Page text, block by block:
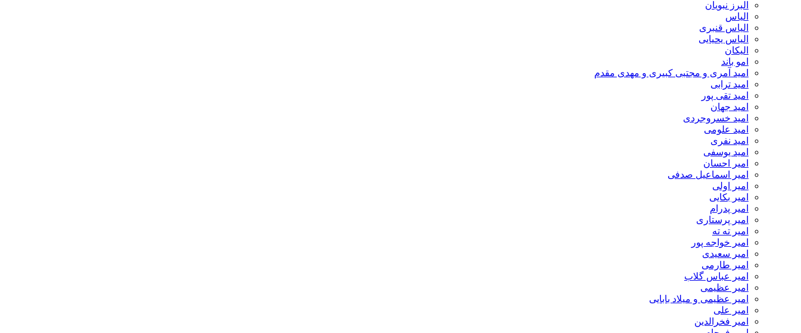
البرز نبویان
الیاس
الیاس قنبرى
الیاس یحیایی
الیکان
امو باند
امید آمری و مجتبی کبیری و مهدى مقدم
امید ترابی
امید تقی پور
امید جهان
امید خسروجردی
امید علومی
امید نفری
امید یوسفی
امیر احسان
امیر اسماعیل صدفی
امیر اولی
امیر بکایی
امیر پدرام
امیر پرستاری
امیر ته ته
امیر خواجه پور
امیر سعیدی
امیر طارمی
امیر عباس گلاب
امیر عظیمی
امیر عظیمی و میلاد بابایی
امیر علی
امیر فخرالدین